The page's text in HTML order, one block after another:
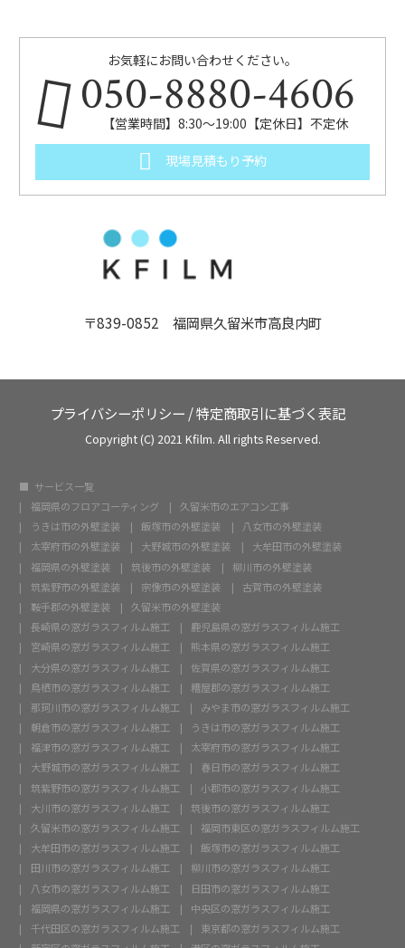
お気軽にお問い合わせください。
050-8880-4606
【営業時間】8:30～19:00【定休日】不定休
現場見積もり予約
〒839-0852 福岡県久留米市高良内町
プライバシーポリシー /特定商取引に基づく表記
Copyright (C) 2021 Kfilm. All rights Reserved.
サービス一覧
福岡県のフロアコーティング
久留米市のエアコン工事
うきは市の外壁塗装
飯塚市の外壁塗装
八女市の外壁塗装
太宰府市の外壁塗装
大野城市の外壁塗装
大牟田市の外壁塗装
福岡県の外壁塗装
筑後市の外壁塗装
柳川市の外壁塗装
筑紫野市の外壁塗装
宗像市の外壁塗装
古賀市の外壁塗装
鞍手郡の外壁塗装
久留米市の外壁塗装
長崎県の窓ガラスフィルム施工
鹿児島県の窓ガラスフィルム施工
宮崎県の窓ガラスフィルム施工
熊本県の窓ガラスフィルム施工
大分県の窓ガラスフィルム施工
佐賀県の窓ガラスフィルム施工
鳥栖市の窓ガラスフィルム施工
糟屋郡の窓ガラスフィルム施工
那珂川市の窓ガラスフィルム施工
みやま市の窓ガラスフィルム施工
朝倉市の窓ガラスフィルム施工
うきは市の窓ガラスフィルム施工
福津市の窓ガラスフィルム施工
太宰府市の窓ガラスフィルム施工
大野城市の窓ガラスフィルム施工
春日市の窓ガラスフィルム施工
筑紫野市の窓ガラスフィルム施工
小郡市の窓ガラスフィルム施工
大川市の窓ガラスフィルム施工
筑後市の窓ガラスフィルム施工
久留米市の窓ガラスフィルム施工
福岡市東区の窓ガラスフィルム施工
大牟田市の窓ガラスフィルム施工
飯塚市の窓ガラスフィルム施工
田川市の窓ガラスフィルム施工
柳川市の窓ガラスフィルム施工
八女市の窓ガラスフィルム施工
日田市の窓ガラスフィルム施工
福岡県の窓ガラスフィルム施工
中央区の窓ガラスフィルム施工
千代田区の窓ガラスフィルム施工
東京都の窓ガラスフィルム施工